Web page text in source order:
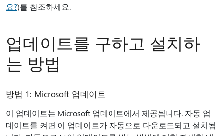
요?)를 참조하세요.
업데이트를 구하고 설치하
는 방법
방법 1: Microsoft 업데이트
이 업데이트는 Microsoft 업데이트에서 제공됩니다. 자동 업
데이트를 켜면 이 업데이트가 자동으로 다운로드되고 설치됩